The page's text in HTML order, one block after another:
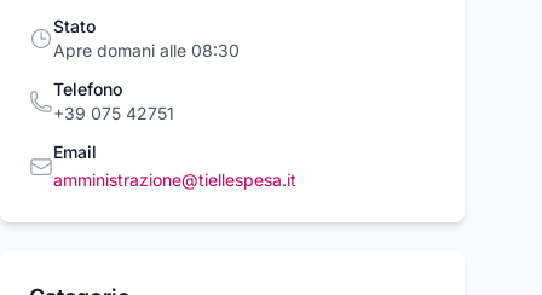
Stato
Apre domani alle 08:30
Telefono
+39 075 42751
Email
amministrazione@tiellespesa.it